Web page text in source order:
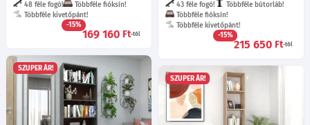
48 féle fogó!
Többféle fióksín!
Többféle kivetőpánt!
-15%
169 160 Ft-tól
43 féle fogó!
Többféle bútorláb!
Többféle fióksín!
Többféle kivetőpánt!
-15%
215 650 Ft-tól
SZUPER ÁR!
SZUPER ÁR!